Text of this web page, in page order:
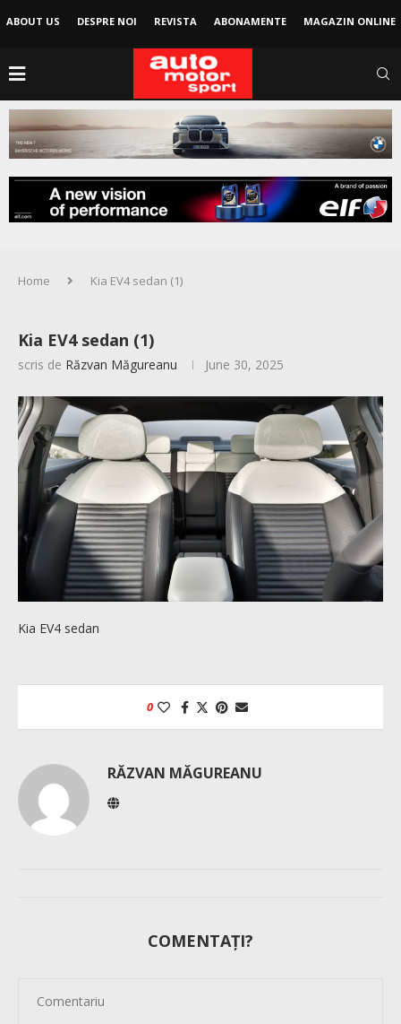
ABOUT US DESPRE NOI REVISTA ABONAMENTE MAGAZIN ONLINE
Home Kia EV4 sedan (1)
Kia EV4 sedan (1)
scris de Răzvan Măgureanu June 30, 2025
Kia EV4 sedan
0
RĂZVAN MĂGUREANU
COMENTAȚI?